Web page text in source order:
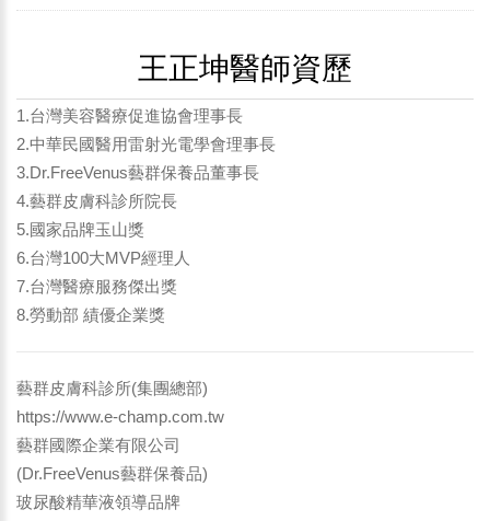
王正坤醫師資歷
1.台灣美容醫療促進協會理事長
2.中華民國醫用雷射光電學會理事長
3.Dr.FreeVenus藝群保養品董事長
4.藝群皮膚科診所院長
5.國家品牌玉山獎
6.台灣100大MVP經理人
7.台灣醫療服務傑出獎
8.勞動部 績優企業獎
藝群皮膚科診所(集團總部)
https://www.e-champ.com.tw
藝群國際企業有限公司
(Dr.FreeVenus藝群保養品)
玻尿酸精華液領導品牌